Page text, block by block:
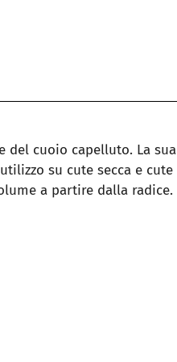
del cuoio capelluto. La sua
su cute secca e cute
a partire dalla radice.